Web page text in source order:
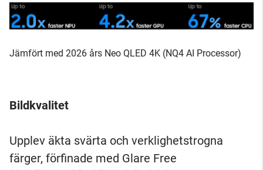
Jämfört med 2026 års Neo QLED 4K (NQ4 AI Processor)
Bildkvalitet
Upplev äkta svärta och verklighetstrogna
färger, förfinade med Glare Free